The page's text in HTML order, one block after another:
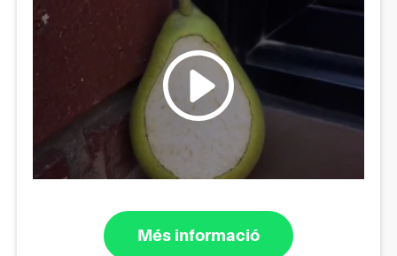
Més informació